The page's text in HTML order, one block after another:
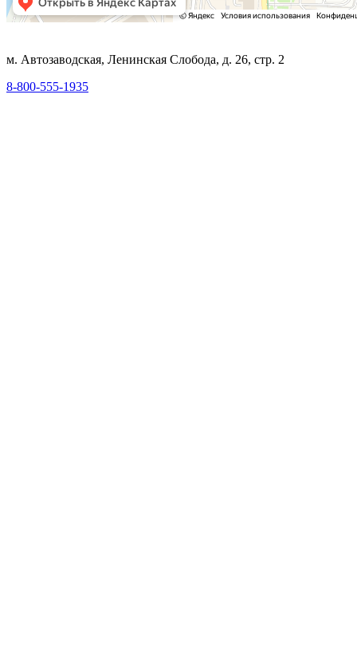
м. Автозаводская, Ленинская Слобода, д. 26, стр. 2
8-800-555-1935